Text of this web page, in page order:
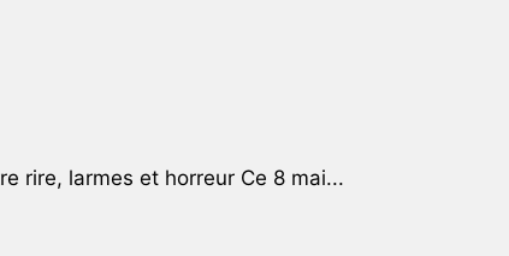
rire, larmes et horreur Ce 8 mai...